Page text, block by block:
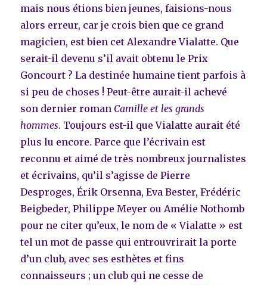
mais nous étions bien jeunes, faisions-nous
alors erreur, car je crois bien que ce grand
magicien, est bien cet Alexandre Vialatte. Que
serait-il devenu s’il avait obtenu le Prix
Goncourt ? La destinée humaine tient parfois à
si peu de choses ! Peut-être aurait-il achevé
son dernier roman Camille et les grands
hommes. Toujours est-il que Vialatte aurait été
plus lu encore. Parce que l’écrivain est
reconnu et aimé de très nombreux journalistes
et écrivains, qu’il s’agisse de Pierre
Desproges, Érik Orsenna, Eva Bester, Frédéric
Beigbeder, Philippe Meyer ou Amélie Nothomb
pour ne citer qu’eux, le nom de « Vialatte » est
tel un mot de passe qui entrouvrirait la porte
d’un club, avec ses esthètes et fins
connaisseurs ; un club qui ne cesse de